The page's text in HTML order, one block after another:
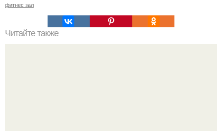
фитнес зал
Читайте также